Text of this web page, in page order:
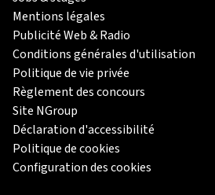
Mentions légales
Publicité Web & Radio
Conditions générales d'utilisation
Politique de vie privée
Règlement des concours
Site NGroup
Déclaration d'accessibilité
Politique de cookies
Configuration des cookies